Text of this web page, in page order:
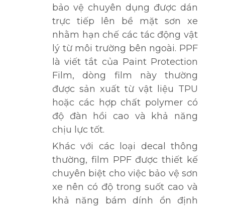
bảo vệ chuyên dụng được dán
trực tiếp lên bề mặt sơn xe
nhằm hạn chế các tác động vật
lý từ môi trường bên ngoài. PPF
là viết tắt của Paint Protection
Film, dòng film này thường
được sản xuất từ vật liệu TPU
hoặc các hợp chất polymer có
độ đàn hồi cao và khả năng
chịu lực tốt.
Khác với các loại decal thông
thường, film PPF được thiết kế
chuyên biệt cho việc bảo vệ sơn
xe nên có độ trong suốt cao và
khả năng bám dính ổn định